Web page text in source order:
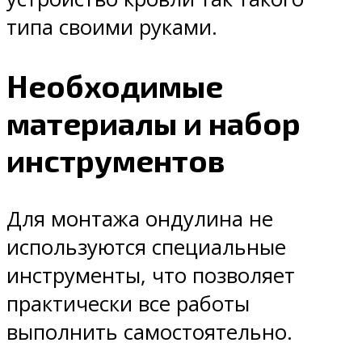
типа своими руками.
Необходимые
материалы и набор
инструментов
Для монтажа ондулина не
используются специальные
инструменты, что позволяет
практически все работы
выполнить самостоятельно.